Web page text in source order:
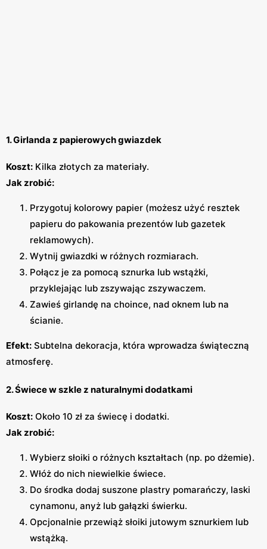
1. Girlanda z papierowych gwiazdek
Koszt: Kilka złotych za materiały.
Jak zrobić:
Przygotuj kolorowy papier (możesz użyć resztek
papieru do pakowania prezentów lub gazetek
reklamowych).
Wytnij gwiazdki w różnych rozmiarach.
Połącz je za pomocą sznurka lub wstążki,
przyklejając lub zszywając zszywaczem.
Zawieś girlandę na choince, nad oknem lub na
ścianie.
Efekt: Subtelna dekoracja, która wprowadza świąteczną
atmosferę.
2. Świece w szkle z naturalnymi dodatkami
Koszt: Około 10 zł za świecę i dodatki.
Jak zrobić:
Wybierz słoiki o różnych kształtach (np. po dżemie).
Włóż do nich niewielkie świece.
Do środka dodaj suszone plastry pomarańczy, laski
cynamonu, anyż lub gałązki świerku.
Opcjonalnie przewiąż słoiki jutowym sznurkiem lub
wstążką.